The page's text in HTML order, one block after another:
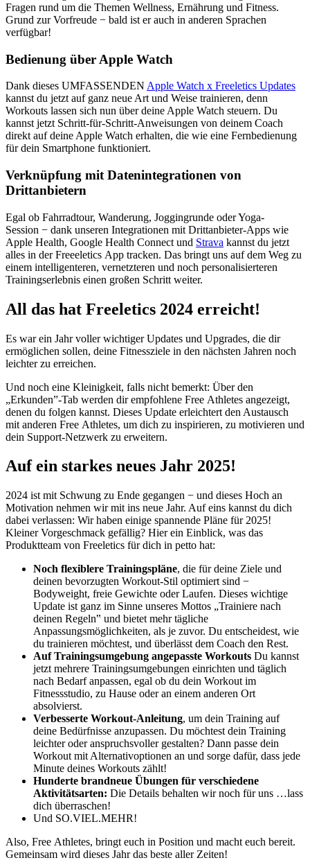
Fragen rund um die Themen Wellness, Ernährung und Fitness.
Grund zur Vorfreude − bald ist er auch in anderen Sprachen
verfügbar!
Bedienung über Apple Watch
Dank dieses UMFASSENDEN Apple Watch x Freeletics Updates
kannst du jetzt auf ganz neue Art und Weise trainieren, denn
Workouts lassen sich nun über deine Apple Watch steuern. Du
kannst jetzt Schritt-für-Schritt-Anweisungen von deinem Coach
direkt auf deine Apple Watch erhalten, die wie eine Fernbedienung
für dein Smartphone funktioniert.
Verknüpfung mit Datenintegrationen von
Drittanbietern
Egal ob Fahrradtour, Wanderung, Joggingrunde oder Yoga-
Session − dank unseren Integrationen mit Drittanbieter-Apps wie
Apple Health, Google Health Connect und Strava kannst du jetzt
alles in der Freeeletics App tracken. Das bringt uns auf dem Weg zu
einem intelligenteren, vernetzteren und noch personalisierteren
Trainingserlebnis einen großen Schritt weiter.
All das hat Freeletics 2024 erreicht!
Es war ein Jahr voller wichtiger Updates und Upgrades, die dir
ermöglichen sollen, deine Fitnessziele in den nächsten Jahren noch
leichter zu erreichen.
Und noch eine Kleinigkeit, falls nicht bemerkt: Über den
„Erkunden”-Tab werden dir empfohlene Free Athletes angezeigt,
denen du folgen kannst. Dieses Update erleichtert den Austausch
mit anderen Free Athletes, um dich zu inspirieren, zu motivieren und
dein Support-Netzwerk zu erweitern.
Auf ein starkes neues Jahr 2025!
2024 ist mit Schwung zu Ende gegangen − und dieses Hoch an
Motivation nehmen wir mit ins neue Jahr. Auf eins kannst du dich
dabei verlassen: Wir haben einige spannende Pläne für 2025!
Kleiner Vorgeschmack gefällig? Hier ein Einblick, was das
Produktteam von Freeletics für dich in petto hat:
Noch flexiblere Trainingspläne, die für deine Ziele und
deinen bevorzugten Workout-Stil optimiert sind −
Bodyweight, freie Gewichte oder Laufen. Dieses wichtige
Update ist ganz im Sinne unseres Mottos „Trainiere nach
deinen Regeln‟ und bietet mehr tägliche
Anpassungsmöglichkeiten, als je zuvor. Du entscheidest, wie
du trainieren möchtest, und überlässt dem Coach den Rest.
Auf Trainingsumgebung angepasste Workouts Du kannst
jetzt mehrere Trainingsumgebungen einrichten und täglich
nach Bedarf anpassen, egal ob du dein Workout im
Fitnessstudio, zu Hause oder an einem anderen Ort
absolvierst.
Verbesserte Workout-Anleitung, um dein Training auf
deine Bedürfnisse anzupassen. Du möchtest dein Training
leichter oder anspruchsvoller gestalten? Dann passe dein
Workout mit Alternativoptionen an und sorge dafür, dass jede
Minute deines Workouts zählt!
Hunderte brandneue Übungen für verschiedene
Aktivitätsarten: Die Details behalten wir noch für uns …lass
dich überraschen!
Und SO.VIEL.MEHR!
Also, Free Athletes, bringt euch in Position und macht euch bereit.
Gemeinsam wird dieses Jahr das beste aller Zeiten!